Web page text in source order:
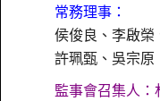
常務理事：
侯俊良、李啟榮
許珮甄、吳宗原
監事會召集人：